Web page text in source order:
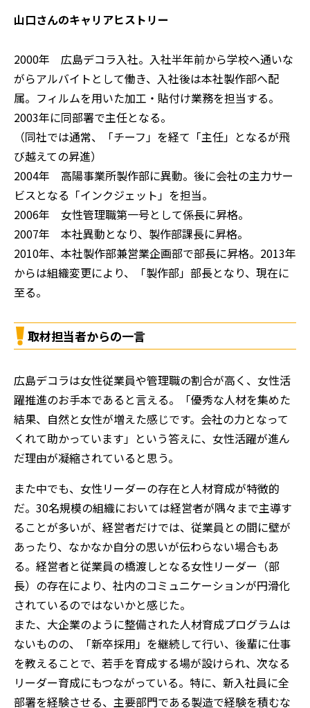
山口さんのキャリアヒストリー
2000年 広島デコラ入社。入社半年前から学校へ通いな
がらアルバイトとして働き、入社後は本社製作部へ配
属。フィルムを用いた加工・貼付け業務を担当する。
2003年に同部署で主任となる。
（同社では通常、「チーフ」を経て「主任」となるが飛
び越えての昇進）
2004年 高陽事業所製作部に異動。後に会社の主力サー
ビスとなる「インクジェット」を担当。
2006年 女性管理職第一号として係長に昇格。
2007年 本社異動となり、製作部課長に昇格。
2010年、本社製作部兼営業企画部で部長に昇格。2013年
からは組織変更により、「製作部」部長となり、現在に
至る。
取材担当者からの一言
広島デコラは女性従業員や管理職の割合が高く、女性活
躍推進のお手本であると言える。「優秀な人材を集めた
結果、自然と女性が増えた感じです。会社の力となって
くれて助かっています」という答えに、女性活躍が進ん
だ理由が凝縮されていると思う。
また中でも、女性リーダーの存在と人材育成が特徴的
だ。30名規模の組織においては経営者が隅々まで主導す
ることが多いが、経営者だけでは、従業員との間に壁が
あったり、なかなか自分の思いが伝わらない場合もあ
る。経営者と従業員の橋渡しとなる女性リーダー（部
長）の存在により、社内のコミュニケーションが円滑化
されているのではないかと感じた。
また、大企業のように整備された人材育成プログラムは
ないものの、「新卒採用」を継続して行い、後輩に仕事
を教えることで、若手を育成する場が設けられ、次なる
リーダー育成にもつながっている。特に、新入社員に全
部署を経験させる、主要部門である製造で経験を積むな